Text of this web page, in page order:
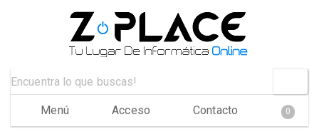
Menú Acceso Contacto 0